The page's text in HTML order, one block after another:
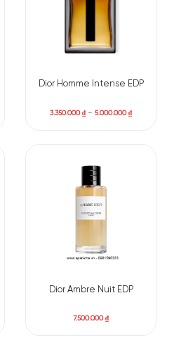
Dior Homme Intense EDP
3.350.000₫ –5.000.000₫
Dior Ambre Nuit EDP
7.500.000₫